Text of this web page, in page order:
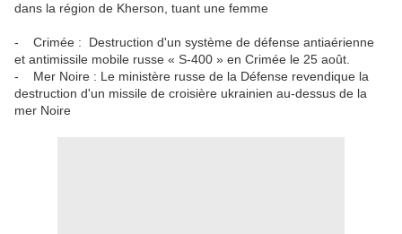
dans la région de Kherson, tuant une femme
- Crimée : Destruction d'un système de défense antiaérienne
et antimissile mobile russe « S-400 » en Crimée le 25 août.
- Mer Noire : Le ministère russe de la Défense revendique la
destruction d'un missile de croisière ukrainien au-dessus de la
mer Noire